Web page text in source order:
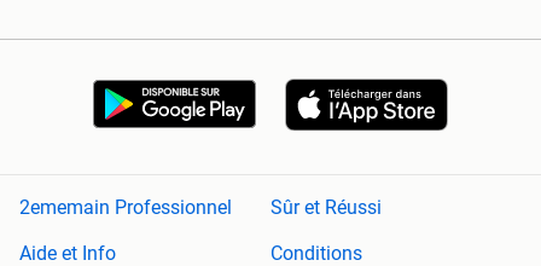
2ememain Professionnel
Sûr et Réussi
Aide et Info
Conditions